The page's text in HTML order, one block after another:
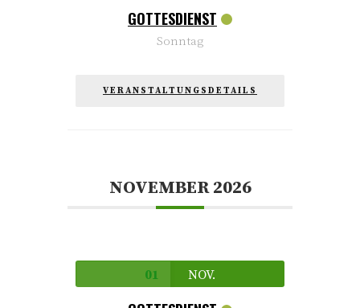
GOTTESDIENST
Sonntag
VERANSTALTUNGSDETAILS
NOVEMBER 2026
01 NOV.